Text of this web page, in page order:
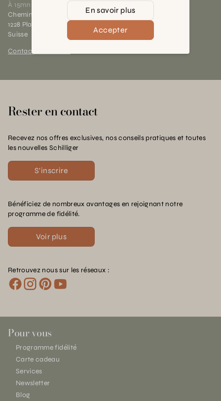
À 15mn du centre de Genève
Chemin des Charrotons 25
1228 Plan-les-Ouates (GE)
Suisse
Contact et horaires
Rester en contact
Recevez nos offres exclusives, nos conseils pratiques et toutes
les nouvelles Schilliger
S'inscrire
Bénéficiez de nombreux avantages en rejoignant notre
programme de fidélité.
Voir plus
Retrouvez nous sur les réseaux :
Pour vous
Programme fidélité
Carte cadeau
Services
Newsletter
Blog
En savoir plus
Accepter